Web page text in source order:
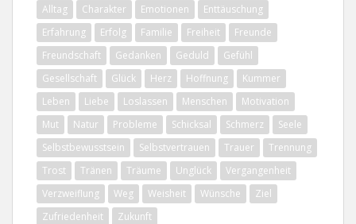
Alltag Charakter Emotionen
Enttäuschung
Erfahrung
Erfolg Familie Freiheit
Freunde
Freundschaft
Gedanken Geduld
Gefühl
Gesellschaft
Glück Herz Hoffnung
Kummer
Leben
Liebe Loslassen Menschen
Motivation
Mut
Natur Probleme Schicksal Schmerz
Seele
Selbstbewusstsein
Selbstvertrauen Trauer
Trennung
Trost
Tränen Träume Unglück
Vergangenheit
Verzweiflung
Weg Weisheit Wünsche
Ziel
Zufriedenheit
Zukunft